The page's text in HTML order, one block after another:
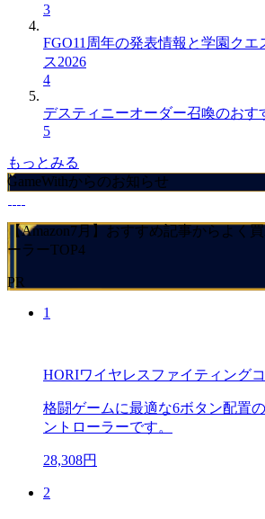
3
FGO11周年の発表情報と学園クエ
ス2026
4
デスティニーオーダー召喚のおす
5
もっとみる
GameWithからのお知らせ
【Amazon7月】おすすめ記事からよく
ーラーTOP4
PR
1
HORIワイヤレスファイティング
格闘ゲームに最適な6ボタン配置
ントローラーです。
28,308円
2